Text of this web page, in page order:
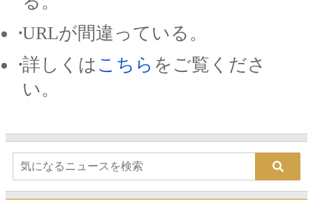
URLが間違っている。
詳しくは こちら をご覧くださ
い。